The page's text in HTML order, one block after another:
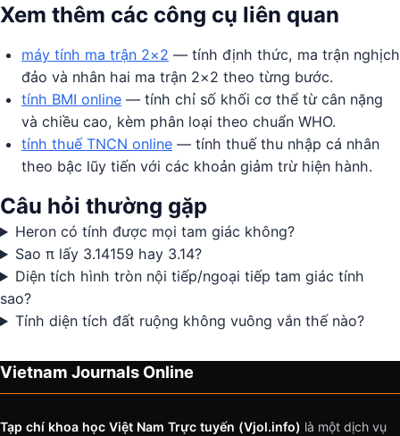
Xem thêm các công cụ liên quan
máy tính ma trận 2×2 — tính định thức, ma trận nghịch
đảo và nhân hai ma trận 2×2 theo từng bước.
tính BMI online — tính chỉ số khối cơ thể từ cân nặng
và chiều cao, kèm phân loại theo chuẩn WHO.
tính thuế TNCN online — tính thuế thu nhập cá nhân
theo bậc lũy tiến với các khoản giảm trừ hiện hành.
Câu hỏi thường gặp
Heron có tính được mọi tam giác không?
Sao π lấy 3.14159 hay 3.14?
Diện tích hình tròn nội tiếp/ngoại tiếp tam giác tính
sao?
Tính diện tích đất ruộng không vuông vắn thế nào?
Vietnam Journals Online
Tạp chí khoa học Việt Nam Trực tuyến (Vjol.info) là một dịch vụ